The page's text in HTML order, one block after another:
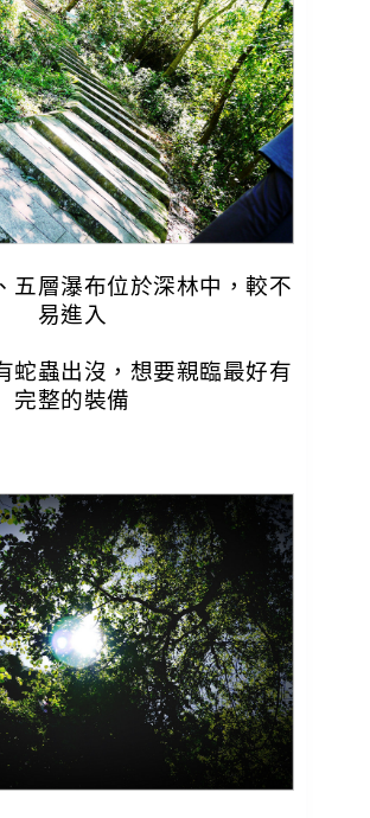
五層瀑布位於深林中，較不
易進入
蛇蟲出沒，想要親臨最好有
完整的裝備